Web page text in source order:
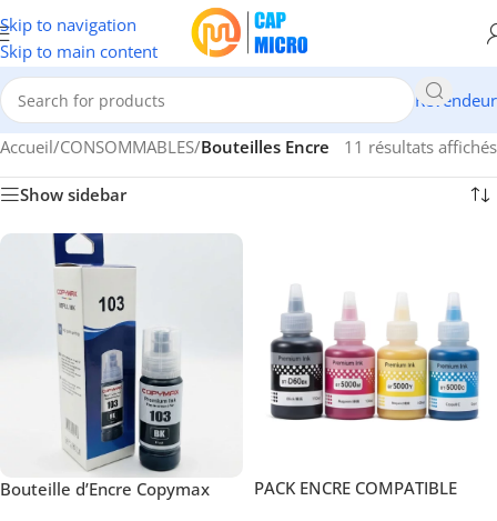
Skip to navigation
Skip to main content
Revendeur
Accueil/CONSOMMABLES/Bouteilles Encre 11 résultats affichés
Show sidebar
Bouteille d’Encre Copymax
PACK ENCRE COMPATIBLE